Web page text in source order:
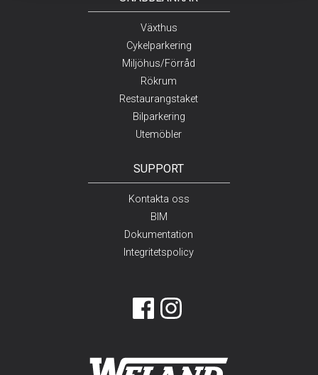
Växthus
Cykelparkering
Miljöhus/Förråd
Rökrum
Restaurangstaket
Bilparkering
Utemöbler
SUPPORT
Kontakta oss
BIM
Dokumentation
Integritetspolicy